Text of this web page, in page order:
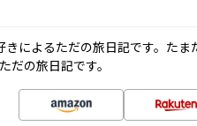
きによるただの旅日記です。た
だの旅日記です。